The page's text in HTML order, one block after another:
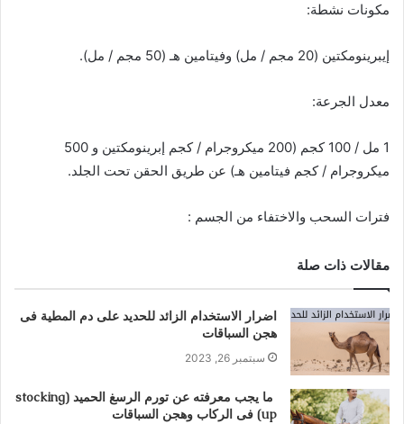
مكونات نشطة:
إيبرينومكتين (20 مجم / مل) وفيتامين هـ (50 مجم / مل).
معدل الجرعة:
1 مل / 100 كجم (200 ميكروجرام / كجم إبرينومكتين و 500
ميكروجرام / كجم فيتامين هـ) عن طريق الحقن تحت الجلد.
فترات السحب والاختفاء من الجسم :
مقالات ذات صلة
اضرار الاستخدام الزائد للحديد على دم المطية فى
هجن السباقات
سبتمبر 26, 2023
ما يجب معرفته عن تورم الرسغ الحميد (stocking
up) فى الركاب وهجن السباقات